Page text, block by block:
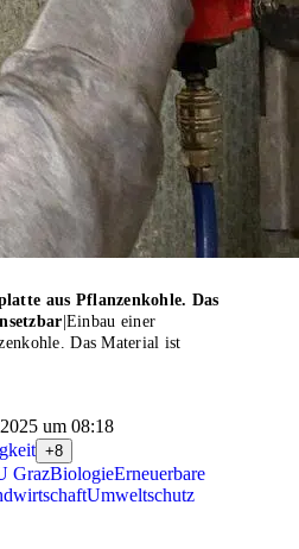
aus Pflanzenkohle. Das
Einbau einer
Das Material ist
um 08:18
+8
GrazBiologieErneuerbare
Umweltschutz